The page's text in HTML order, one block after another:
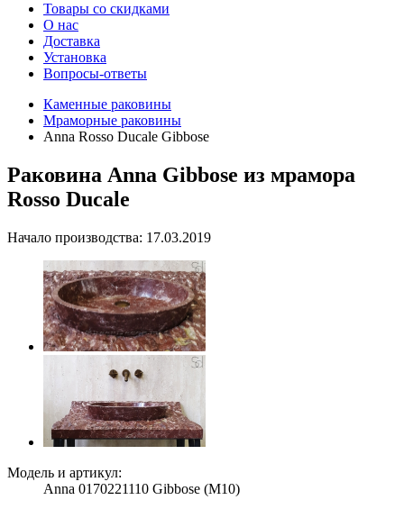
Товары со скидками
О нас
Доставка
Установка
Вопросы-ответы
Каменные раковины
Мраморные раковины
Anna Rosso Ducale Gibbose
Раковина Anna Gibbose из мрамора
Rosso Ducale
Начало производства: 17.03.2019
Модель и артикул:
Anna 0170221110 Gibbose (M10)